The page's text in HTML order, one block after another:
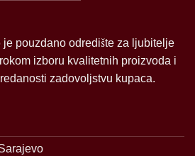
je pouzdano odredište za ljubitelje
izboru kvalitetnih proizvoda i
zadovoljstvu kupaca.